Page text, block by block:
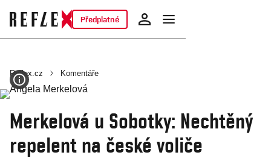
Předplatné
Reflex.cz Komentáře
Merkelová u Sobotky: Nechtěný
repelent na české voliče